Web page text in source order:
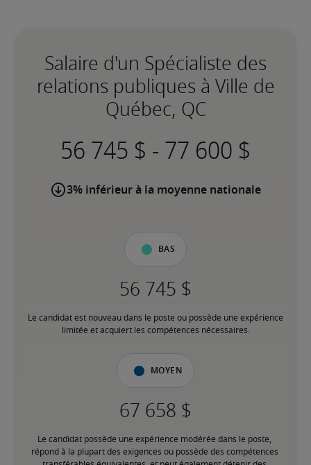
Salaire d'un Spécialiste des
relations publiques à Ville de
Québec, QC
-
3% inférieur à la moyenne nationale
Bas
Le candidat est nouveau dans le poste ou possède une expérience
limitée et acquiert les compétences nécessaires.
Moyen
Le candidat possède une expérience modérée dans le poste,
répond à la plupart des exigences ou possède des compétences